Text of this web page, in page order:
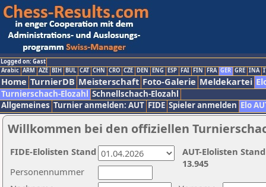
Logged on: Gast
Arabic ARM AZE BIH BUL CAT CHN CRO CZE DEN ENG ESP FAI FIN FRA GER GRE INA
Home TurnierDB Meisterschaft Foto-Galerie Meldekartei
Turnierschach-Elozahl Schnellschach-Elozahl
Allgemeines Turnier anmelden: AUT FIDE Spieler anmelden Elo
Willkommen bei den offiziellen
Personennummer
AUT-Elolisten
13.945
FIDE-Elolisten Stand